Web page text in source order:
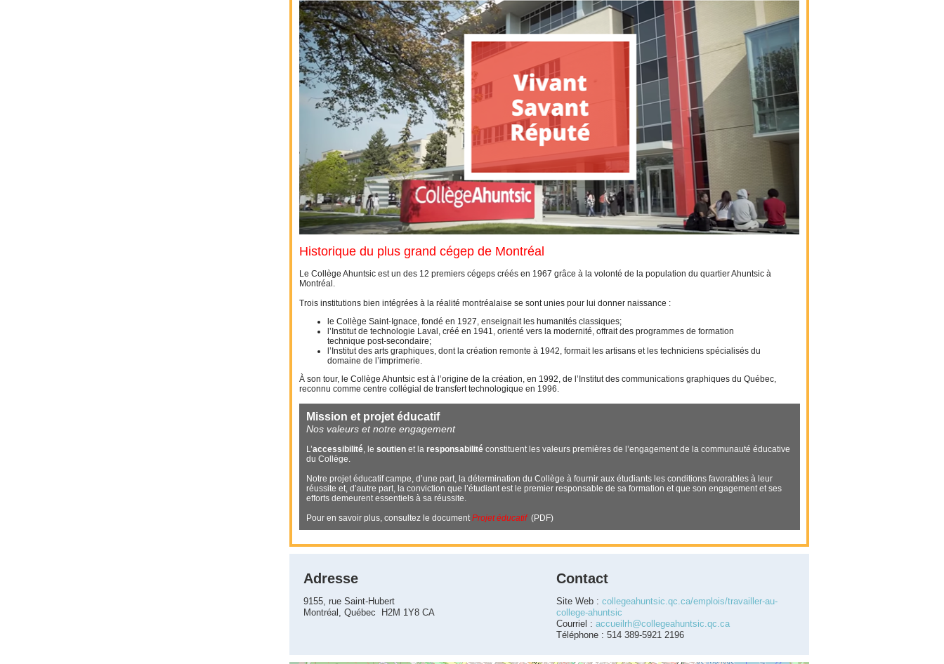
Historique du plus grand cégep de Montréal
Le Collège Ahuntsic est un des 12 premiers cégeps créés en 1967 grâce à la volonté de la population du quartier Ahuntsic à
Montréal.
Trois institutions bien intégrées à la réalité montréalaise se sont unies pour lui donner naissance :
le Collège Saint-Ignace, fondé en 1927, enseignait les humanités classiques;
l’Institut de technologie Laval, créé en 1941, orienté vers la modernité, offrait des programmes de formation
technique post-secondaire;
l’Institut des arts graphiques, dont la création remonte à 1942, formait les artisans et les techniciens spécialisés du
domaine de l’imprimerie.
À son tour, le Collège Ahuntsic est à l’origine de la création, en 1992, de l’Institut des communications graphiques du Québec,
reconnu comme centre collégial de transfert technologique en 1996.
Mission et projet éducatif
Nos valeurs et notre engagement
L’accessibilité, le soutien et la responsabilité constituent les valeurs premières de l’engagement de la communauté éducative
du Collège.
Notre projet éducatif campe, d’une part, la détermination du Collège à fournir aux étudiants les conditions favorables à leur
réussite et, d’autre part, la conviction que l’étudiant est le premier responsable de sa formation et que son engagement et ses
efforts demeurent essentiels à sa réussite.
Pour en savoir plus, consultez le documentProjet éducatif (PDF)
Adresse
9155, rue Saint-Hubert
Montréal, Québec H2M 1Y8 CA
Contact
Site Web : collegeahuntsic.qc.ca/emplois/travailler-au-
college-ahuntsic
Courriel : accueilrh@collegeahuntsic.qc.ca
Téléphone : 514 389-5921 2196